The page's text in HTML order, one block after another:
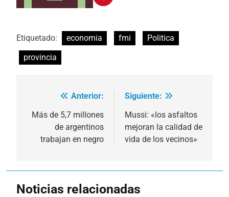
Etiquetado: economia fmi
Politica
provincia
Navegación
de
entradas
Anterior:
Más de 5,7 millones
de argentinos
trabajan en negro
Siguiente:
Mussi: «los asfaltos
mejoran la calidad de
vida de los vecinos»
Noticias relacionadas